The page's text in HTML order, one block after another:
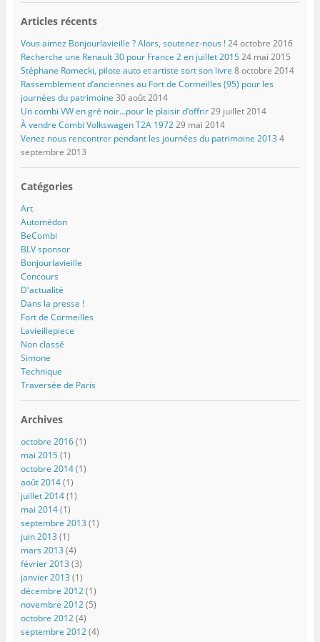
Articles récents
Vous aimez Bonjourlavieille ? Alors, soutenez-nous ! 24 octobre 2016
Recherche une Renault 30 pour France 2 en juillet 2015 24 mai 2015
Stéphane Romecki, pilote auto et artiste sort son livre 8 octobre 2014
Rassemblement d’anciennes au Fort de Cormeilles (95) pour les
journées du patrimoine 30 août 2014
Un combi VW en gré noir…pour le plaisir d’offrir 29 juillet 2014
À vendre Combi Volkswagen T2A 1972 29 mai 2014
Venez nous rencontrer pendant les journées du patrimoine 2013 4
septembre 2013
Catégories
Art
Automédon
BeCombi
BLV sponsor
Bonjourlavieille
Concours
D'actualité
Dans la presse !
Fort de Cormeilles
Lavieillepiece
Non classé
Simone
Technique
Traversée de Paris
Archives
octobre 2016(1)
mai 2015(1)
octobre 2014(1)
août 2014(1)
juillet 2014(1)
mai 2014(1)
septembre 2013 (1)
juin 2013 (1)
mars 2013 (4)
février 2013 (3)
janvier 2013 (1)
décembre 2012(1)
novembre 2012(5)
octobre 2012(4)
septembre 2012(4)